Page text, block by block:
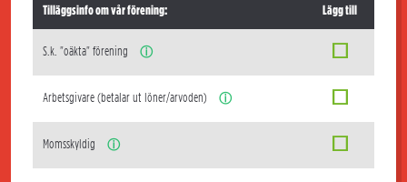
Tilläggsinfo om vår förening: Lägg till
S.k. "oäkta" förening ⓘ
Arbetsgivare (betalar ut löner/arvoden) ⓘ
Momsskyldig ⓘ